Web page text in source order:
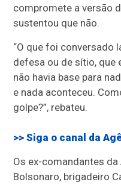
compromete a versão
sustentou que não.
“O que foi
defesa ou de sítio, que
não havia base para
e nada aconteceu.
golpe?”, rebateu.
>> Siga o canal da
Os ex-comandantes
Bolsonaro, brigadeiro